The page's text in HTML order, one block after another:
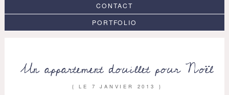
CONTACT
PORTFOLIO
Un appartement douillet pour Noël
{ LE 7 JANVIER 2013 }